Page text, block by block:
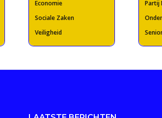
Economie
Sociale Zaken
Veiligheid
Partij